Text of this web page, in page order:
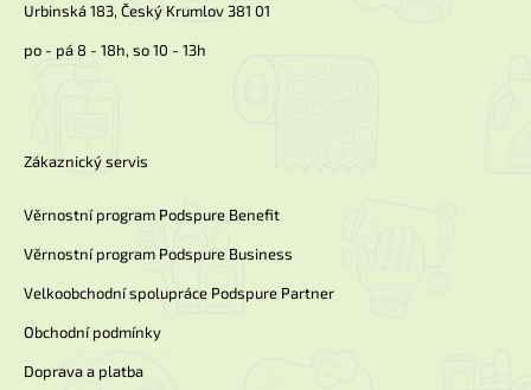
Urbinská 183, Český Krumlov 381 01
po - pá 8 - 18h, so 10 - 13h
Zákaznický servis
Věrnostní program Podspure Benefit
Věrnostní program Podspure Business
Velkoobchodní spolupráce Podspure Partner
Obchodní podmínky
Doprava a platba